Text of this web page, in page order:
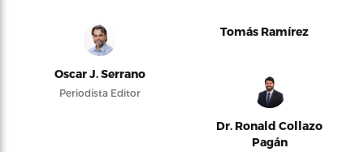
Oscar J. Serrano
Periodista Editor
Tomás Ramírez
Dr. Ronald Collazo
Pagán